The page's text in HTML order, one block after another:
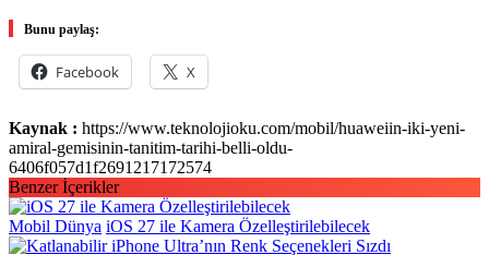
Bunu paylaş:
Facebook X
Kaynak : https://www.teknolojioku.com/mobil/huaweiin-iki-yeni-
amiral-gemisinin-tanitim-tarihi-belli-oldu-
6406f057d1f2691217172574
Benzer İçerikler
Mobil Dünya iOS 27 ile Kamera Özelleştirilebilecek